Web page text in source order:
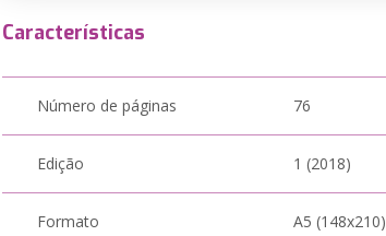
Características
Número de páginas 76
Edição 1 (2018)
Formato A5 (148x210)